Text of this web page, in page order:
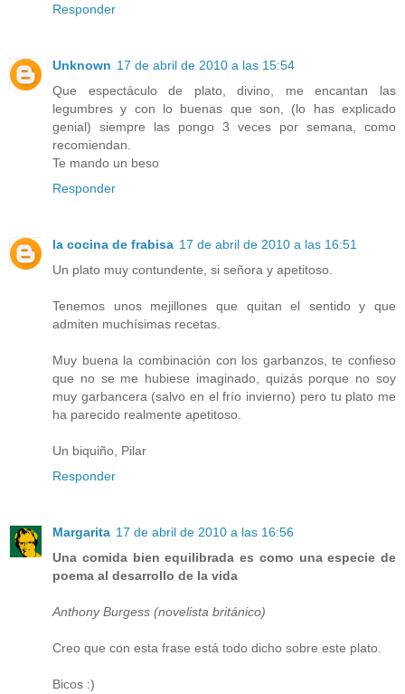
Responder
Unknown 17 de abril de 2010 a las 15:54
Que espectáculo de plato, divino, me encantan las
legumbres y con lo buenas que son, (lo has explicado
genial) siempre las pongo 3 veces por semana, como
recomiendan.
Te mando un beso
Responder
la cocina de frabisa 17 de abril de 2010 a las 16:51
Un plato muy contundente, si señora y apetitoso.
Tenemos unos mejillones que quitan el sentido y que
admiten muchísimas recetas.
Muy buena la combinación con los garbanzos, te confieso
que no se me hubiese imaginado, quizás porque no soy
muy garbancera (salvo en el frío invierno) pero tu plato me
ha parecido realmente apetitoso.
Un biquiño, Pilar
Responder
Margarita 17 de abril de 2010 a las 16:56
Una comida bien equilibrada es como una especie de
poema al desarrollo de la vida
Anthony Burgess (novelista británico)
Creo que con esta frase está todo dicho sobre este plato.
Bicos :)